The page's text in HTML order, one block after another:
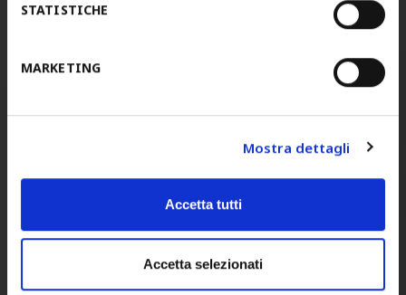
STATISTICHE
MARKETING
Mostra dettagli
Accetta tutti
Accetta selezionati
stamspa@legalmail.it
31050 Ponzano Veneto,
Treviso, Italia
STAM ESPAÑA
+34 942 824227
E-mailinfo@stam-spain.com